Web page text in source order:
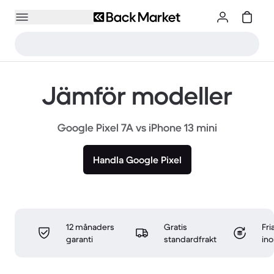
Jämför modeller
Google Pixel 7A vs iPhone 13 mini
Handla Google Pixel
12 månaders
garanti
Gratis
standardfrakt